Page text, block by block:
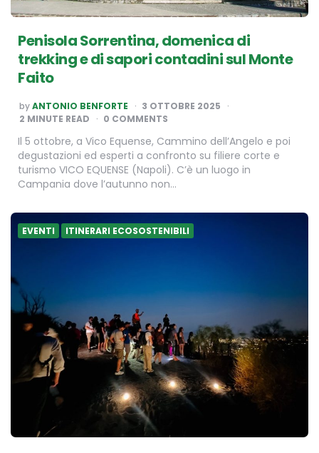
Penisola Sorrentina, domenica di
trekking e di sapori contadini sul Monte
Faito
POSTED
BY
byANTONIO BENFORTE
3 OTTOBRE 2025
2 MINUTE READ 0 COMMENTS
Il 5 ottobre, a Vico Equense, Cammino dell’Angelo e poi
degustazioni ed esperti a confronto su filiere corte e
turismo VICO EQUENSE (Napoli). C’è un luogo in
Campania dove l’autunno non…
EVENTI ITINERARI ECOSOSTENIBILI